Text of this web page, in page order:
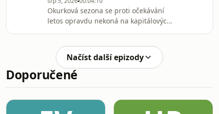
část kosmické rakety. Proč vědci její
pád bedlivě sledovali a čemu to může
pomoci? Moderuje Štěpánka
Martanová.
Okurková sezona se proti očekávání
letos opravdu nekoná na kapitálových
zažívají různé turbulentní propady.
Důvodem je nyní nikoli politika ani
mezinárodní napětí, ale pololetní
výsledky firem. Závod o AI dostává
zhmotňují v účetních závěrkách dosud
Načíst další epizody
Doporučené